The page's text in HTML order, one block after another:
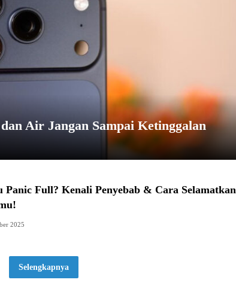
Air Jangan Sampai Ketinggalan
Panic Full? Kenali Penyebab & Cara Selamatkan
2025
Selengkapnya